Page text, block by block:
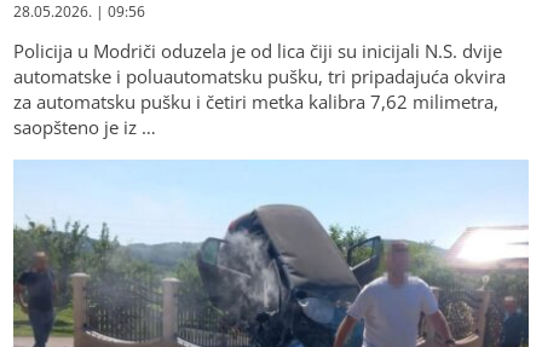
28.05.2026. | 09:56
Policija u Modriči oduzela je od lica čiji su inicijali N.S. dvije
automatske i poluautomatsku pušku, tri pripadajuća okvira
za automatsku pušku i četiri metka kalibra 7,62 milimetra,
saopšteno je iz …